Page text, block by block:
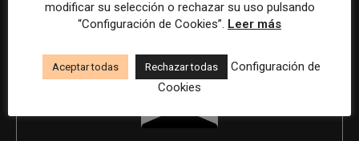
modificar su selección o rechazar su uso pulsando
“Configuración de Cookies”. Leer más
Aceptar todas Rechazar todas
Configuración de
Cookies